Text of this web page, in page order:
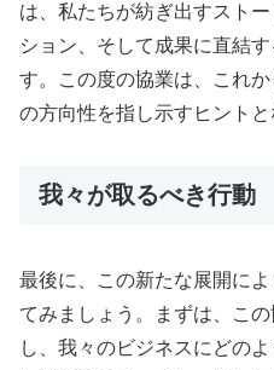
は、私たちが紡ぎ出すスト
ション、そして成果に直結
す。この度の協業は、これ
の方向性を指し示すヒントと
我々が取るべき行動
最後に、この新たな展開に
てみましょう。まずは、こ
し、我々のビジネスにどの